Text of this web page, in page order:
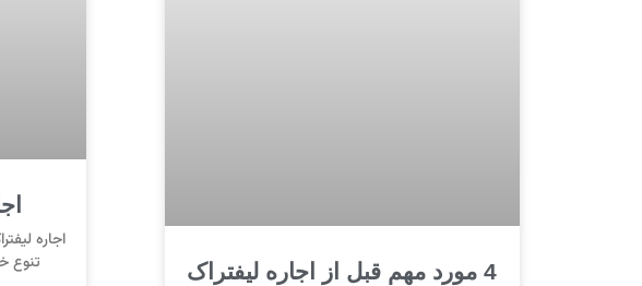
4 مورد مهم قبل از اجاره لیفتراک
اجاره
تنوع